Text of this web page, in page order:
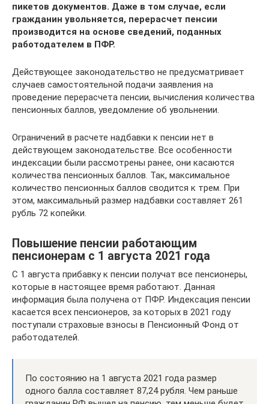
пикетов документов. Даже в том случае, если
гражданин увольняется, перерасчет пенсии
производится на основе сведений, поданных
работодателем в ПФР.
Действующее законодательство не предусматривает
случаев самостоятельной подачи заявления на
проведение перерасчета пенсии, вычисления количества
пенсионных баллов, уведомление об увольнении.
Ограничений в расчете надбавки к пенсии нет в
действующем законодательстве. Все особенности
индексации были рассмотрены ранее, они касаются
количества пенсионных баллов. Так, максимальное
количество пенсионных баллов сводится к трем. При
этом, максимальный размер надбавки составляет 261
рубль 72 копейки.
Повышение пенсии работающим
пенсионерам с 1 августа 2021 года
С 1 августа прибавку к пенсии получат все пенсионеры,
которые в настоящее время работают. Данная
информация была получена от ПФР. Индексация пенсии
касается всех пенсионеров, за которых в 2021 году
поступали страховые взносы в Пенсионный Фонд от
работодателей.
По состоянию на 1 августа 2021 года размер
одного балла составляет 87,24 рубля. Чем раньше